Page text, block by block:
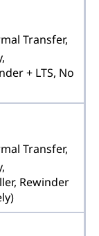
Transfer,
+ LTS, No
Transfer,
Rewinder